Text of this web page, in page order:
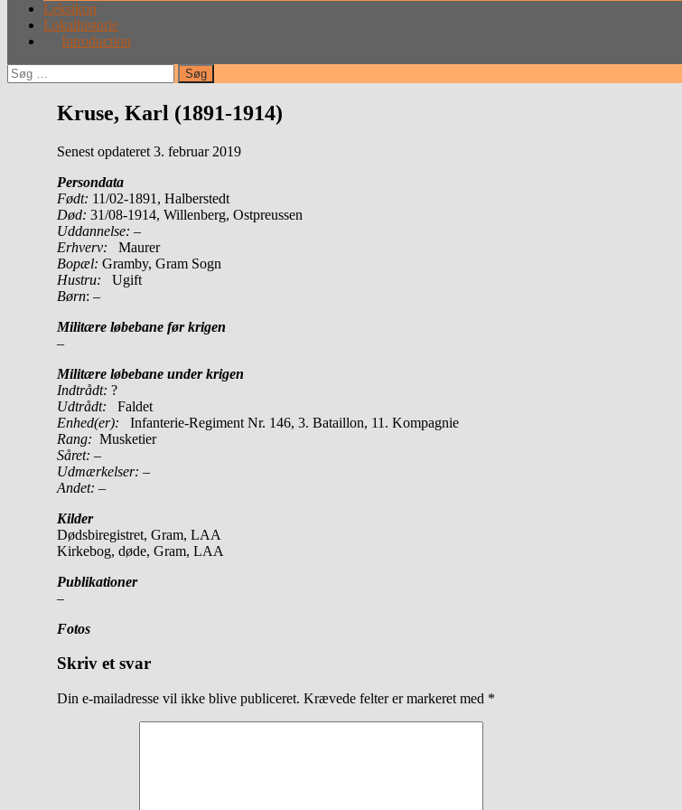
Leksikon
Lokalhistorie
Introduction
Søg
efter:
Kruse, Karl (1891-1914)
Senest opdateret 3. februar 2019
Persondata
Født: 11/02-1891, Halberstedt
Død: 31/08-1914, Willenberg, Ostpreussen
Uddannelse: –
Erhverv: Maurer
Bopæl: Gramby, Gram Sogn
Hustru: Ugift
Børn: –
Militære løbebane før krigen
–
Militære løbebane under krigen
Indtrådt: ?
Udtrådt: Faldet
Enhed(er):
Infanterie-Regiment Nr. 146, 3. Bataillon, 11. Kompagnie
Rang: Musketier
Såret: –
Udmærkelser: –
Andet: –
Kilder
Dødsbiregistret, Gram, LAA
Kirkebog, døde, Gram, LAA
Publikationer
–
Fotos
Skriv et svar
Din e-mailadresse vil ikke blive publiceret. Krævede felter er markeret med *